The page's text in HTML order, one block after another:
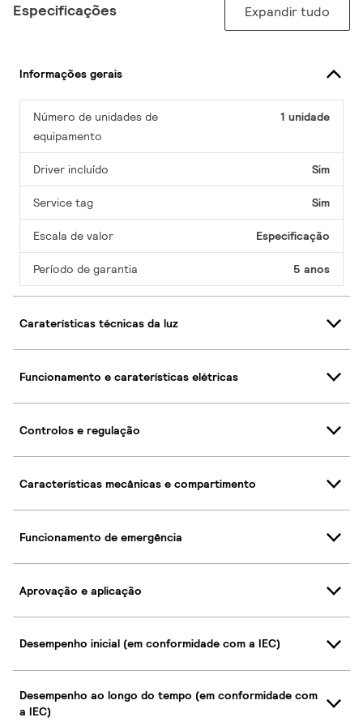
Especificações Expandir tudo
Informações gerais
Número de unidades de
equipamento
1 unidade
Driver incluído Sim
Service tag Sim
Escala de valor Especificação
Período de garantia 5 anos
Caraterísticas técnicas da luz
Funcionamento e caraterísticas elétricas
Controlos e regulação
Características mecânicas e compartimento
Funcionamento de emergência
Aprovação e aplicação
Desempenho inicial (em conformidade com a IEC)
Desempenho ao longo do tempo (em conformidade com
a IEC)